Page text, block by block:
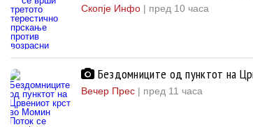
Скопје Инфо | пред 10 часа
Бездомниците од пунктот на
Вечер Прес | пред 11 часа